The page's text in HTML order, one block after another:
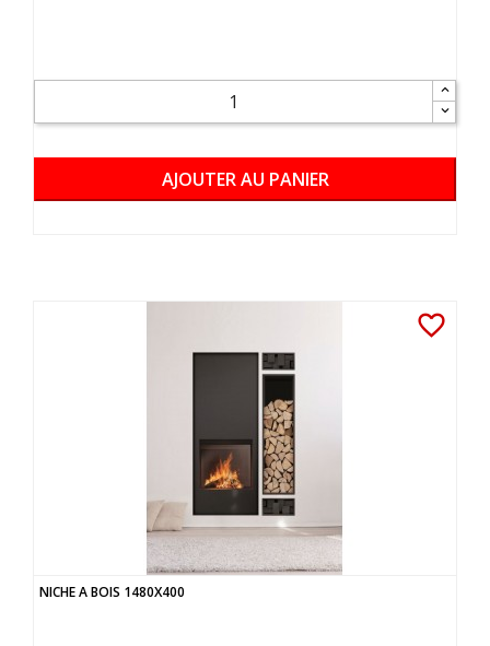
AJOUTER AU PANIER
NICHE A BOIS 1480X400
favorite_border